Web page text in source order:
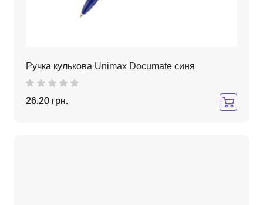
Ручка кулькова Unimax Documate синя
26,20 грн.